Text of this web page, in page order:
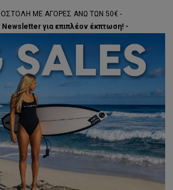
ΜΕ ΑΓΟΡΕΣ ΑΝΩ ΤΩΝ 50€ -
Newsletter για επιπλέον έκπτωση! -